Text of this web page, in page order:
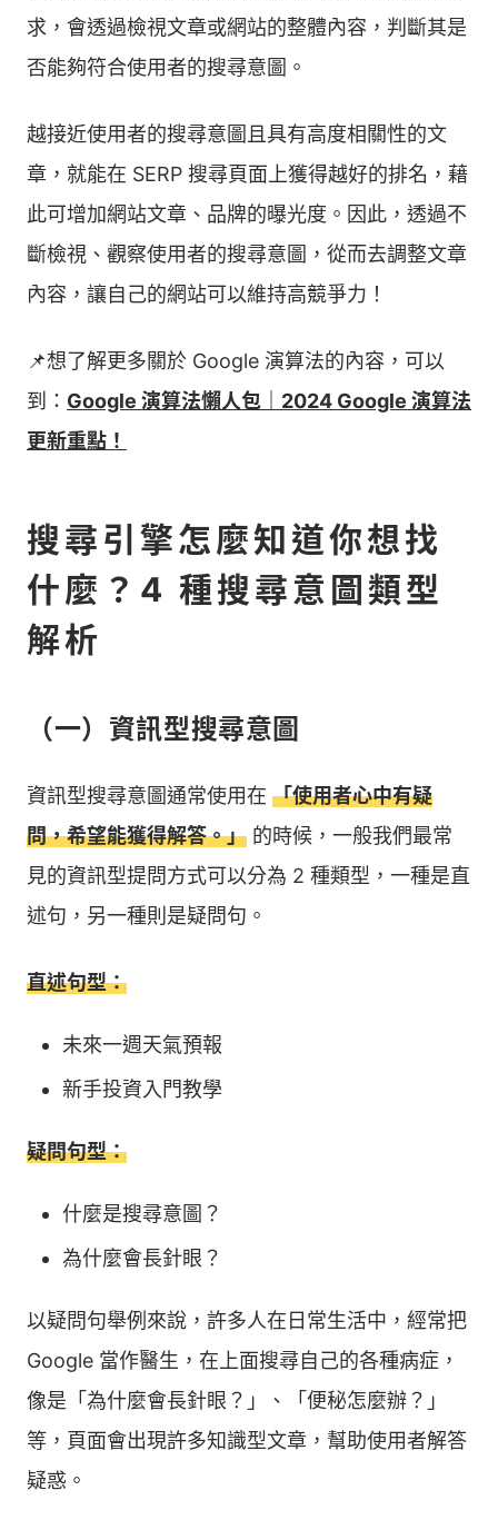
求，會透過檢視文章或網站的整體內容，判斷其是
否能夠符合使用者的搜尋意圖。
越接近使用者的搜尋意圖且具有高度相關性的文
章，就能在 SERP 搜尋頁面上獲得越好的排名，藉
此可增加網站文章、品牌的曝光度。因此，透過不
斷檢視、觀察使用者的搜尋意圖，從而去調整文章
內容，讓自己的網站可以維持高競爭力！
📌想了解更多關於 Google 演算法的內容，可以
到： Google 演算法懶人包｜2024 Google 演算法
更新重點！
搜尋引擎怎麼知道你想找
什麼？4 種搜尋意圖類型
解析
（一）資訊型搜尋意圖
資訊型搜尋意圖通常使用在 「使用者心中有疑
問，希望能獲得解答。」 的時候，一般我們最常
見的資訊型提問方式可以分為 2 種類型，一種是直
述句，另一種則是疑問句。
直述句型：
未來一週天氣預報
新手投資入門教學
疑問句型：
什麼是搜尋意圖？
為什麼會長針眼？
以疑問句舉例來說，許多人在日常生活中，經常把
Google 當作醫生，在上面搜尋自己的各種病症，
像是「為什麼會長針眼？」、「便秘怎麼辦？」
等，頁面會出現許多知識型文章，幫助使用者解答
疑惑。